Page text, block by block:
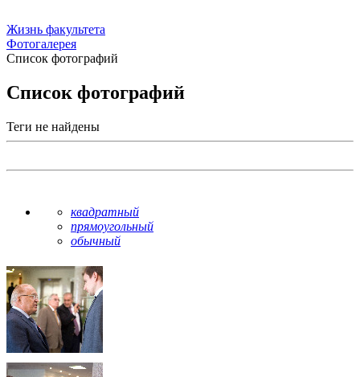
Жизнь факультета
Фотогалерея
Список фотографий
Список фотографий
Теги не найдены
квадратный
прямоугольный
обычный